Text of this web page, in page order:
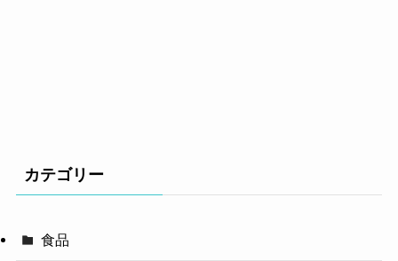
カテゴリー
食品